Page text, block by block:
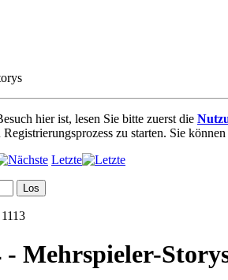
hier ist, lesen Sie bitte zuerst die
zu starten. Sie
Letzte
- Mehrspieler-